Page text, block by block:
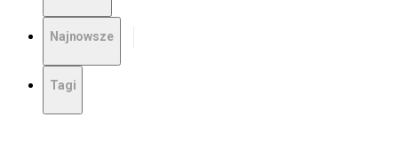
Najnowsze
Tagi